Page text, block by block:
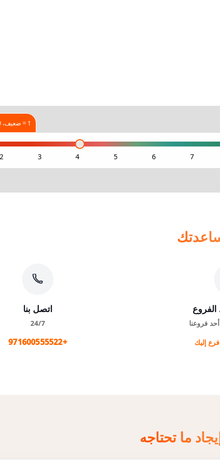
1 = ضعيف، 10 = ممتاز
الفروع
فروعنا
إليك
اتصل بنا
24/7
+971600555522
ما تحتاجه